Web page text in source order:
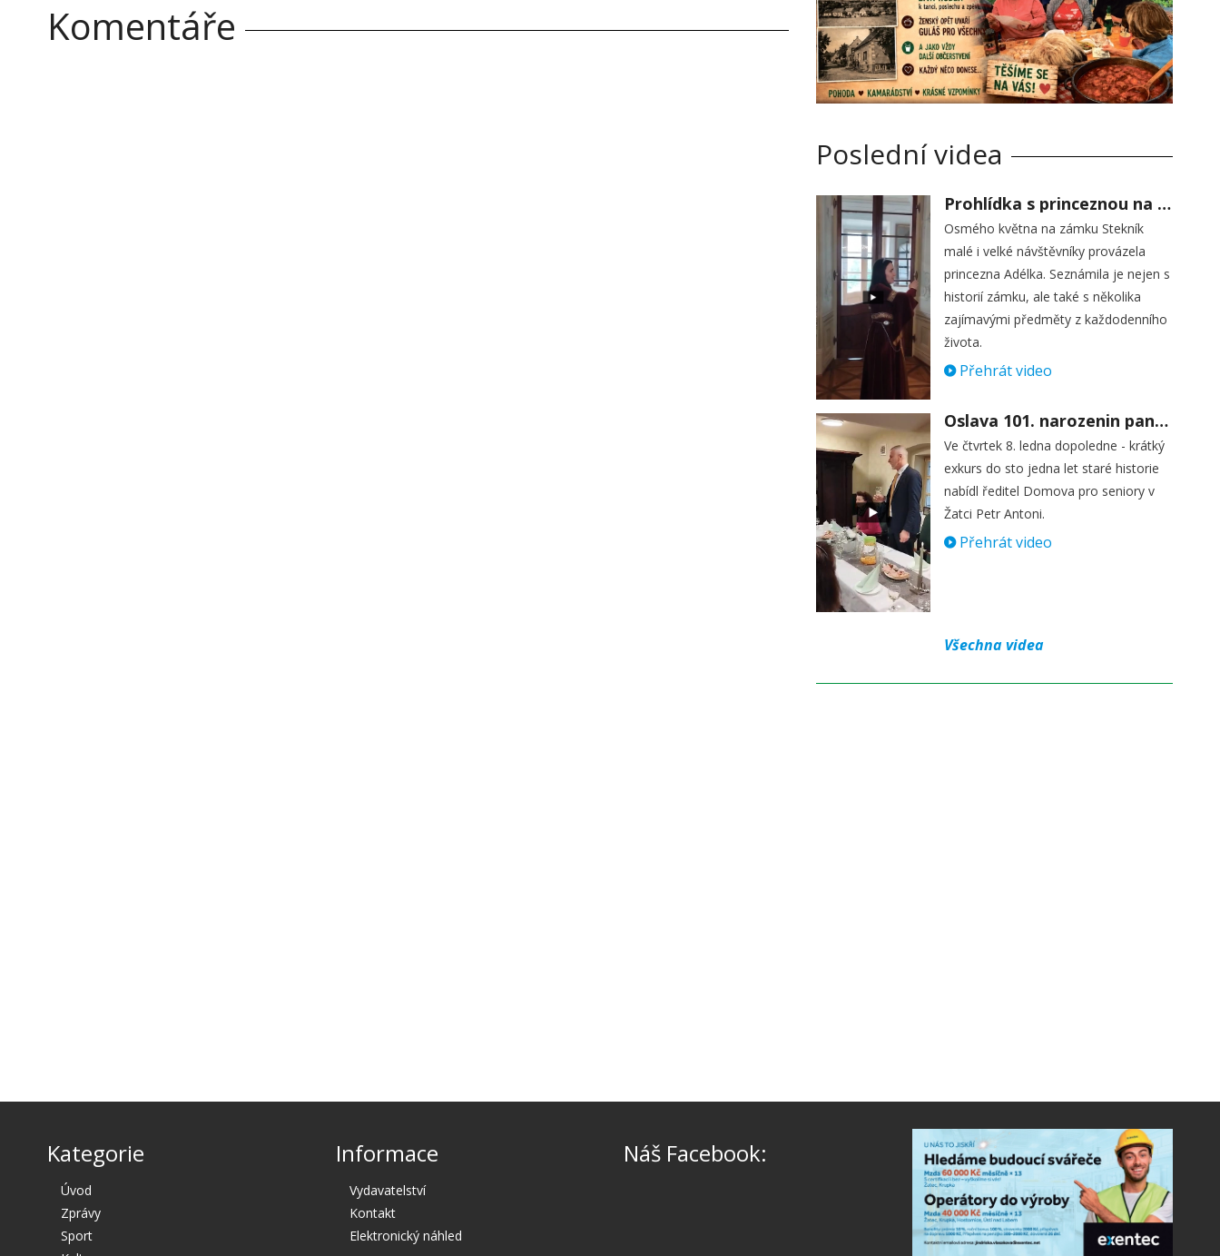
Komentáře
Poslední videa
Prohlídka s princeznou na zámku Stekník
Osmého května na zámku Stekník
malé i velké návštěvníky provázela
princezna Adélka. Seznámila je nejen s
historií zámku, ale také s několika
zajímavými předměty z každodenního
života.
Přehrát video
Oslava 101. narozenin paní Věry Skořepové
Ve čtvrtek 8. ledna dopoledne - krátký
exkurs do sto jedna let staré historie
nabídl ředitel Domova pro seniory v
Žatci Petr Antoni.
Přehrát video
Všechna videa
Kategorie
Úvod
Zprávy
Sport
Informace
Vydavatelství
Kontakt
Elektronický náhled
Náš Facebook: